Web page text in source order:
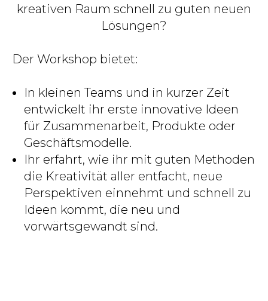
kreativen Raum schnell zu guten neuen
Lösungen?
Der Workshop bietet:
In kleinen Teams und in kurzer Zeit
entwickelt ihr erste innovative Ideen
für Zusammenarbeit, Produkte oder
Geschäftsmodelle.
Ihr erfahrt, wie ihr mit guten Methoden
die Kreativität aller entfacht, neue
Perspektiven einnehmt und schnell zu
Ideen kommt, die neu und
vorwärtsgewandt sind.